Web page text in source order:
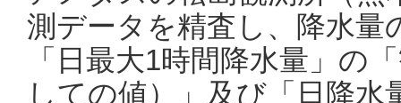
測データを精査し、降水
「日最大1時間降水量」の
しての値）」及び「日降